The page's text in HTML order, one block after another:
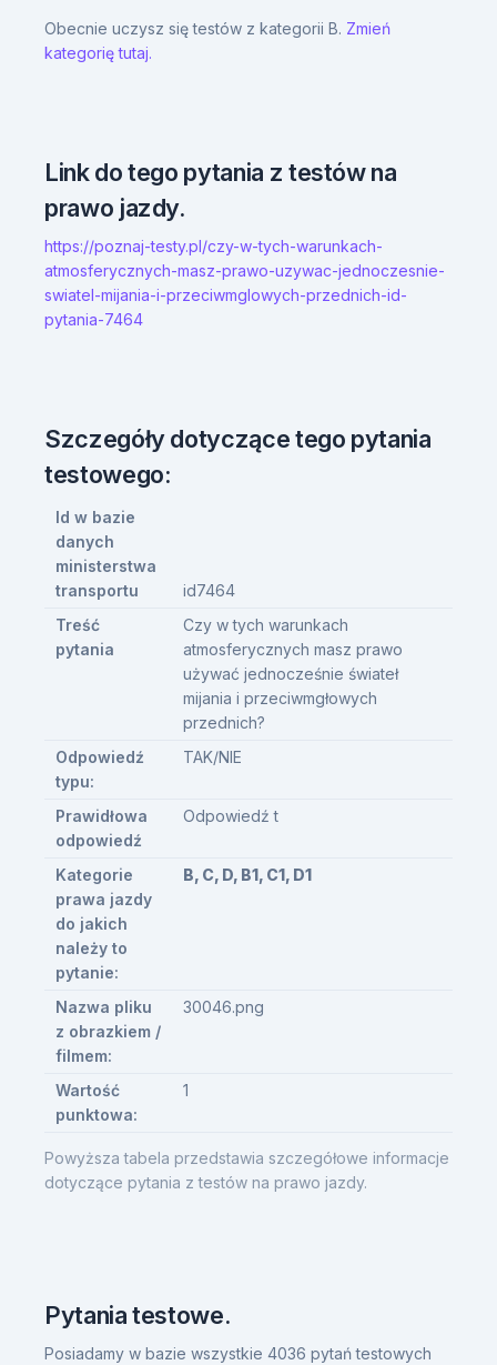
Obecnie uczysz się testów z kategorii B. Zmień
kategorię tutaj.
Link do tego pytania z testów na
prawo jazdy.
https://poznaj-testy.pl/czy-w-tych-warunkach-
atmosferycznych-masz-prawo-uzywac-jednoczesnie-
swiatel-mijania-i-przeciwmglowych-przednich-id-
pytania-7464
Szczegóły dotyczące tego pytania
testowego:
Powyższa tabela przedstawia szczegółowe informacje
dotyczące pytania z testów na prawo jazdy.
Id w bazie
danych
ministerstwa
transportu
id7464
Treść
pytania
Czy w tych warunkach
atmosferycznych masz prawo
używać jednocześnie świateł
mijania i przeciwmgłowych
przednich?
Odpowiedź
typu:
TAK/NIE
Prawidłowa
odpowiedź
Odpowiedź t
Kategorie
prawa jazdy
do jakich
należy to
pytanie:
B, C, D, B1, C1, D1
Nazwa pliku
z obrazkiem /
filmem:
30046.png
Wartość
punktowa:
1
Pytania testowe.
Posiadamy w bazie wszystkie 4036 pytań testowych